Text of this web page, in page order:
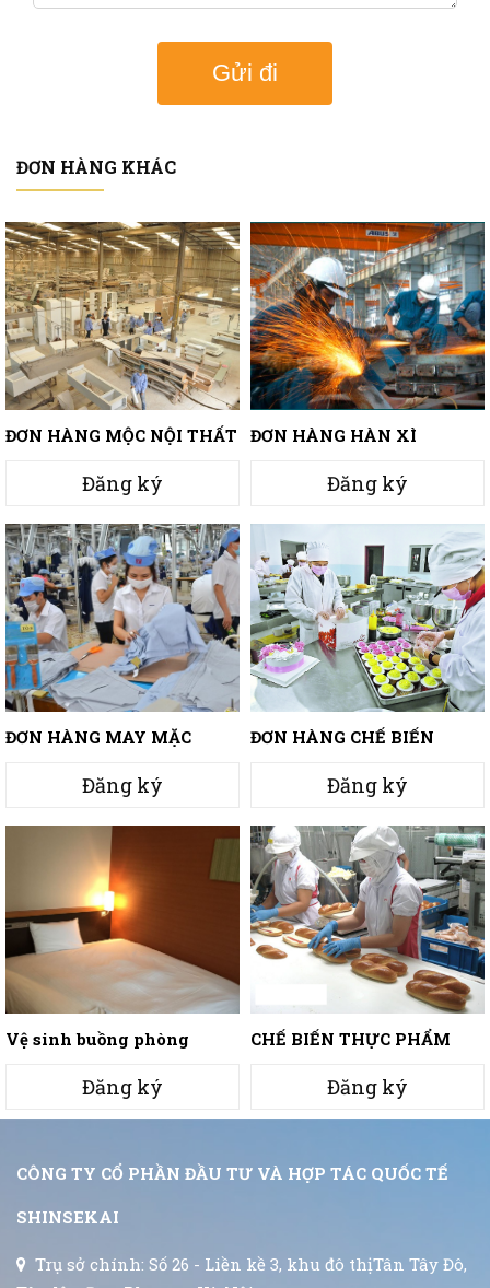
Gửi đi
ĐƠN HÀNG KHÁC
ĐƠN HÀNG MỘC NỘI THẤT
Đăng ký
ĐƠN HÀNG HÀN XÌ
Đăng ký
ĐƠN HÀNG MAY MẶC
Đăng ký
ĐƠN HÀNG CHẾ BIẾN
Đăng ký
Vệ sinh buồng phòng
Đăng ký
CHẾ BIẾN THỰC PHẨM
Đăng ký
CÔNG TY CỔ PHẦN ĐẦU TƯ VÀ HỢP TÁC QUỐC TẾ
SHINSEKAI
Trụ sở chính: Số 26 - Liền kề 3, khu đô thịTân Tây Đô,